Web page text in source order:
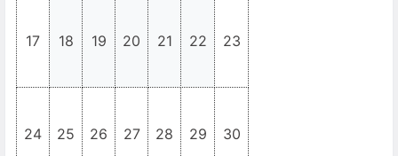
17 18 19 20 21 22 23
24 25 26 27 28 29 30